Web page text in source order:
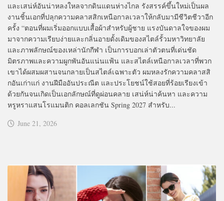
และเสน่ห์อันน่าหลงใหลจากดินแดนห่างไกล รังสรรค์ขึ้นใหม่เป็นผล
งานชิ้นเอกที่ปลุกความคลาสสิกเหนือกาลเวลาให้กลับมามีชีวิตชีวาอีก
ครั้ง “ตอนที่ผมเริ่มออกแบบเสื้อผ้าสำหรับผู้ชาย แรงบันดาลใจของผม
มาจากความเรียบง่ายและกลิ่นอายดั้งเดิมของสไตล์รั้วมหาวิทยาลัย
และภาพลักษณ์ของเหล่านักกีฬา เป็นการบอกเล่าตัวตนที่เด่นชัด
มิตรภาพและความผูกพันอันแน่นแฟ้น และสไตล์เหนือกาลเวลาที่พวก
เขาได้ผสมผสานจนกลายเป็นสไตล์เฉพาะตัว ผมหลงรักความคลาสสิ
กอันเก่าแก่ งานฝีมืออันประณีต และประโยชน์ใช้สอยที่ร้อยเรียงเข้า
ด้วยกันจนเกิดเป็นเอกลักษณ์ที่ดูผ่อนคลาย เสน่ห์น่าค้นหา และความ
หรูหราแสนโรแมนติก คอลเลกชัน Spring 2027 สำหรับ...
June 21, 2026